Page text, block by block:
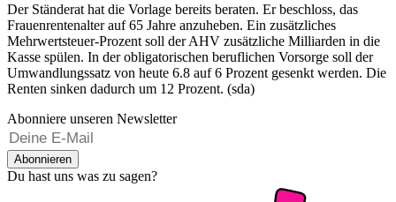
Der Ständerat hat die Vorlage bereits beraten. Er beschloss, das
Frauenrentenalter auf 65 Jahre anzuheben. Ein zusätzliches
Mehrwertsteuer-Prozent soll der AHV zusätzliche Milliarden in die
Kasse spülen. In der obligatorischen beruflichen Vorsorge soll der
Umwandlungssatz von heute 6.8 auf 6 Prozent gesenkt werden. Die
Renten sinken dadurch um 12 Prozent. (sda)
Abonniere unseren Newsletter
Abonnieren
Du hast uns was zu sagen?